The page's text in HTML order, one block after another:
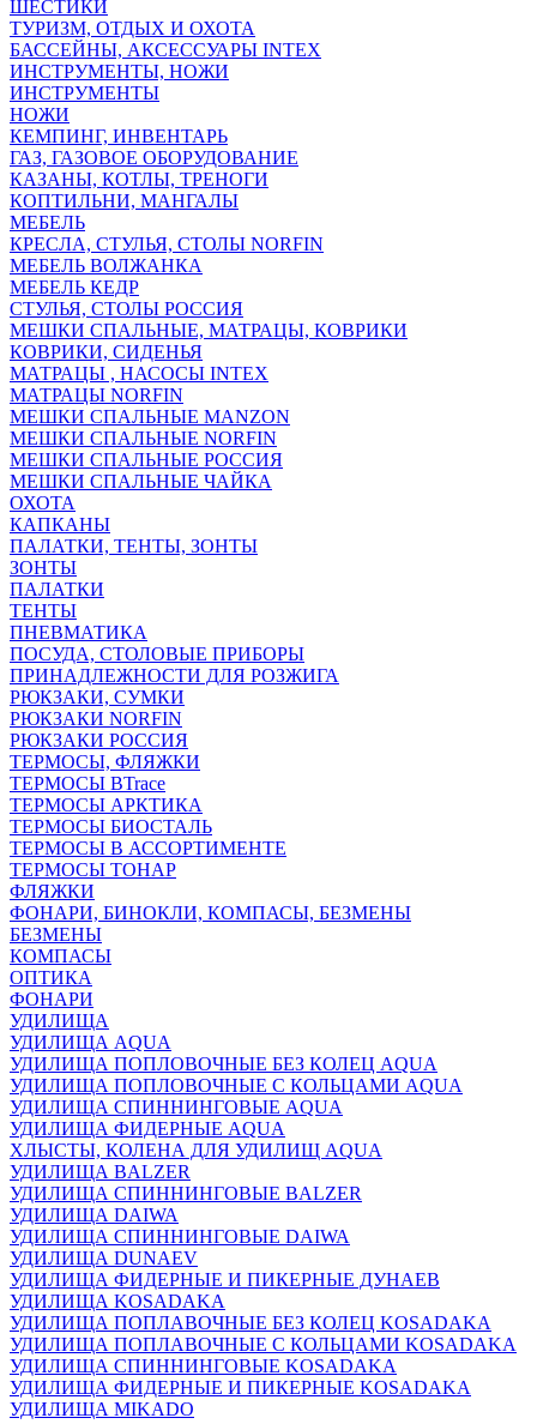
ШЕСТИКИ
ТУРИЗМ, ОТДЫХ И ОХОТА
БАССЕЙНЫ, АКСЕССУАРЫ INTEX
ИНСТРУМЕНТЫ, НОЖИ
ИНСТРУМЕНТЫ
НОЖИ
КЕМПИНГ, ИНВЕНТАРЬ
ГАЗ, ГАЗОВОЕ ОБОРУДОВАНИЕ
КАЗАНЫ, КОТЛЫ, ТРЕНОГИ
КОПТИЛЬНИ, МАНГАЛЫ
МЕБЕЛЬ
КРЕСЛА, СТУЛЬЯ, СТОЛЫ NORFIN
МЕБЕЛЬ ВОЛЖАНКА
МЕБЕЛЬ КЕДР
СТУЛЬЯ, СТОЛЫ РОССИЯ
МЕШКИ СПАЛЬНЫЕ, МАТРАЦЫ, КОВРИКИ
КОВРИКИ, СИДЕНЬЯ
МАТРАЦЫ , НАСОСЫ INTEX
МАТРАЦЫ NORFIN
МЕШКИ СПАЛЬНЫЕ MANZON
МЕШКИ СПАЛЬНЫЕ NORFIN
МЕШКИ СПАЛЬНЫЕ РОССИЯ
МЕШКИ СПАЛЬНЫЕ ЧАЙКА
ОХОТА
КАПКАНЫ
ПАЛАТКИ, ТЕНТЫ, ЗОНТЫ
ЗОНТЫ
ПАЛАТКИ
ТЕНТЫ
ПНЕВМАТИКА
ПОСУДА, СТОЛОВЫЕ ПРИБОРЫ
ПРИНАДЛЕЖНОСТИ ДЛЯ РОЗЖИГА
РЮКЗАКИ, СУМКИ
РЮКЗАКИ NORFIN
РЮКЗАКИ РОССИЯ
ТЕРМОСЫ, ФЛЯЖКИ
ТЕРМОСЫ BTrace
ТЕРМОСЫ АРКТИКА
ТЕРМОСЫ БИОСТАЛЬ
ТЕРМОСЫ В АССОРТИМЕНТЕ
ТЕРМОСЫ ТОНАР
ФЛЯЖКИ
ФОНАРИ, БИНОКЛИ, КОМПАСЫ, БЕЗМЕНЫ
БЕЗМЕНЫ
КОМПАСЫ
ОПТИКА
ФОНАРИ
УДИЛИЩА
УДИЛИЩА AQUA
УДИЛИЩА ПОПЛОВОЧНЫЕ БЕЗ КОЛЕЦ AQUA
УДИЛИЩА ПОПЛОВОЧНЫЕ С КОЛЬЦАМИ AQUA
УДИЛИЩА СПИННИНГОВЫЕ AQUA
УДИЛИЩА ФИДЕРНЫЕ AQUA
ХЛЫСТЫ, КОЛЕНА ДЛЯ УДИЛИЩ AQUA
УДИЛИЩА BALZER
УДИЛИЩА СПИННИНГОВЫЕ BALZER
УДИЛИЩА DAIWA
УДИЛИЩА СПИННИНГОВЫЕ DAIWA
УДИЛИЩА DUNAEV
УДИЛИЩА ФИДЕРНЫЕ И ПИКЕРНЫЕ ДУНАЕВ
УДИЛИЩА KOSADAKA
УДИЛИЩА ПОПЛАВОЧНЫЕ БЕЗ КОЛЕЦ KOSADAKA
УДИЛИЩА ПОПЛАВОЧНЫЕ С КОЛЬЦАМИ KOSADAKA
УДИЛИЩА СПИННИНГОВЫЕ KOSADAKA
УДИЛИЩА ФИДЕРНЫЕ И ПИКЕРНЫЕ KOSADAKA
УДИЛИЩА MIKADO